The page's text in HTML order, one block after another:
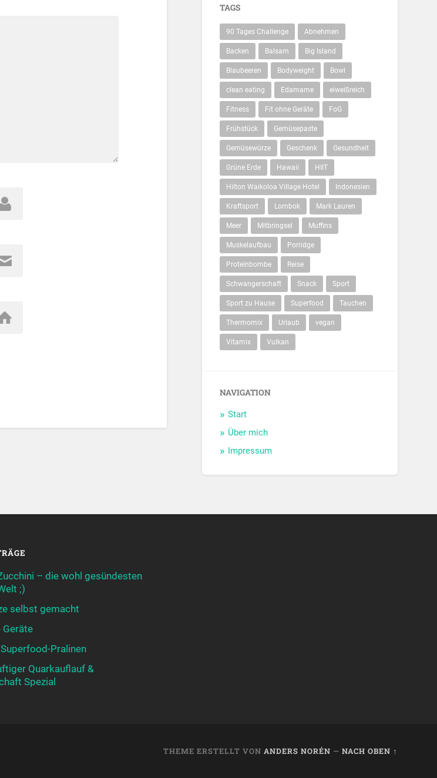
TAGS
90 Tages Challenge Abnehmen
Backen Balsam Big Island
Blaubeeren Bodyweight Bowl
clean eating Edamame eiweißreich
Fitness Fit ohne Geräte FoG
Frühstück Gemüsepaste
Gemüsewürze Geschenk Gesundheit
Grüne Erde Hawaii HIIT
Hilton Waikoloa Village Hotel Indonesien
Kraftsport Lombok Mark Lauren
Meer Mitbringsel Muffins
Muskelaufbau Porridge
Proteinbombe Reise
Schwangerschaft Snack Sport
Sport zu Hause Superfood Tauchen
Thermomix Urlaub vegan
Vitamix Vulkan
NAVIGATION
Start
Über mich
Impressum
– die wohl gesündesten
;)
selbst gemacht
Geräte
Pralinen
Quarkauflauf &
Spezial
THEME ERSTELLT VON ANDERS NORÉN — NACH OBEN ↑